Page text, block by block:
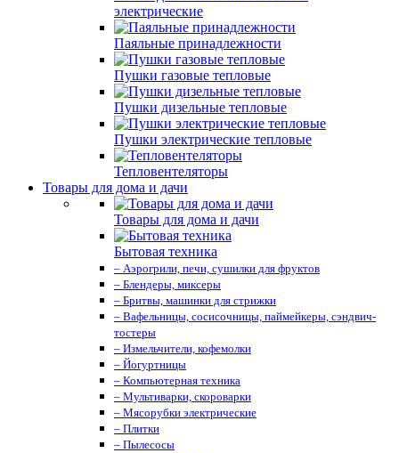
электрические
Паяльные принадлежности
Пушки газовые тепловые
Пушки дизельные тепловые
Пушки электрические тепловые
Тепловентеляторы
Товары для дома и дачи
Товары для дома и дачи
Бытовая техника
– Аэрогрили, печи, сушилки для фруктов
– Блендеры, миксеры
– Бритвы, машинки для стрижки
– Вафельницы, сосисочницы, паймейкеры, сэндвич-
тостеры
– Измельчители, кофемолки
– Йогуртницы
– Компьютерная техника
– Мультиварки, скороварки
– Мясорубки электрические
– Плитки
– Пылесосы